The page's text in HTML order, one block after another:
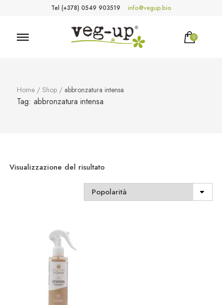
Tel (+378) 0549 903519 info@vegup.bio
0
Home / Shop / abbronzatura intensa
Tag: abbronzatura intensa
Visualizzazione del risultato